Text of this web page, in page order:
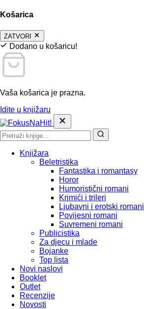
Košarica
ZATVORI
Dodano u košaricu!
Vaša košarica je prazna.
Idite u knjižaru
Knjižara
Beletristika
Fantastika i romantasy
Horor
Humoristični romani
Krimići i trileri
Ljubavni i erotski romani
Povijesni romani
Suvremeni romani
Publicistika
Za djecu i mlade
Bojanke
Top lista
Novi naslovi
Booklet
Outlet
Recenzije
Novosti